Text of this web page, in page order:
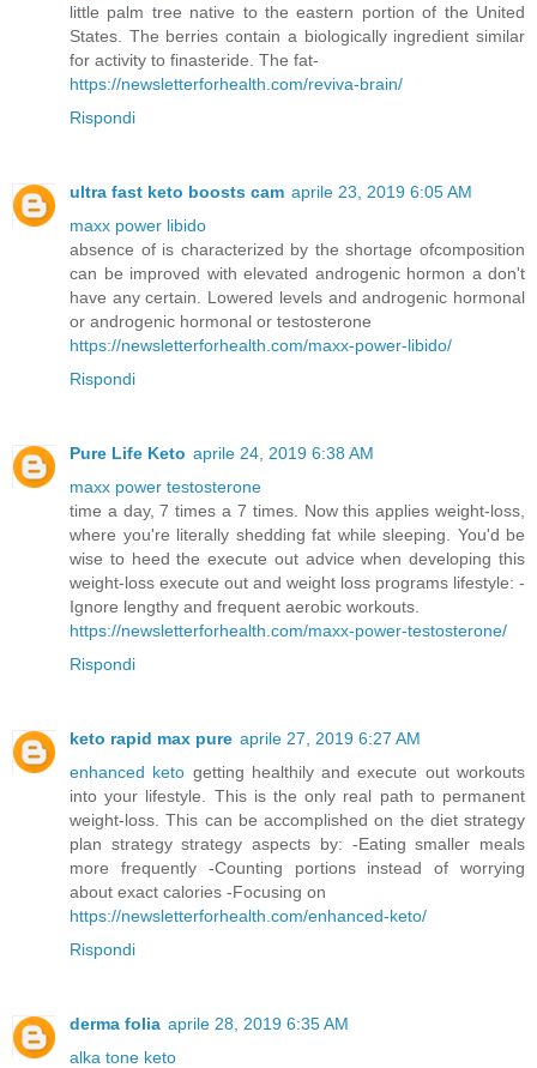
little palm tree native to the eastern portion of the United
States. The berries contain a biologically ingredient similar
for activity to finasteride. The fat-
https://newsletterforhealth.com/reviva-brain/
Rispondi
ultra fast keto boosts cam aprile 23, 2019 6:05 AM
maxx power libido
absence of is characterized by the shortage ofcomposition
can be improved with elevated androgenic hormon a don't
have any certain. Lowered levels and androgenic hormonal
or androgenic hormonal or testosterone
https://newsletterforhealth.com/maxx-power-libido/
Rispondi
Pure Life Keto aprile 24, 2019 6:38 AM
maxx power testosterone
time a day, 7 times a 7 times. Now this applies weight-loss,
where you're literally shedding fat while sleeping. You'd be
wise to heed the execute out advice when developing this
weight-loss execute out and weight loss programs lifestyle: -
Ignore lengthy and frequent aerobic workouts.
https://newsletterforhealth.com/maxx-power-testosterone/
Rispondi
keto rapid max pure aprile 27, 2019 6:27 AM
enhanced keto getting healthily and execute out workouts
into your lifestyle. This is the only real path to permanent
weight-loss. This can be accomplished on the diet strategy
plan strategy strategy aspects by: -Eating smaller meals
more frequently -Counting portions instead of worrying
about exact calories -Focusing on
https://newsletterforhealth.com/enhanced-keto/
Rispondi
derma folia aprile 28, 2019 6:35 AM
alka tone keto